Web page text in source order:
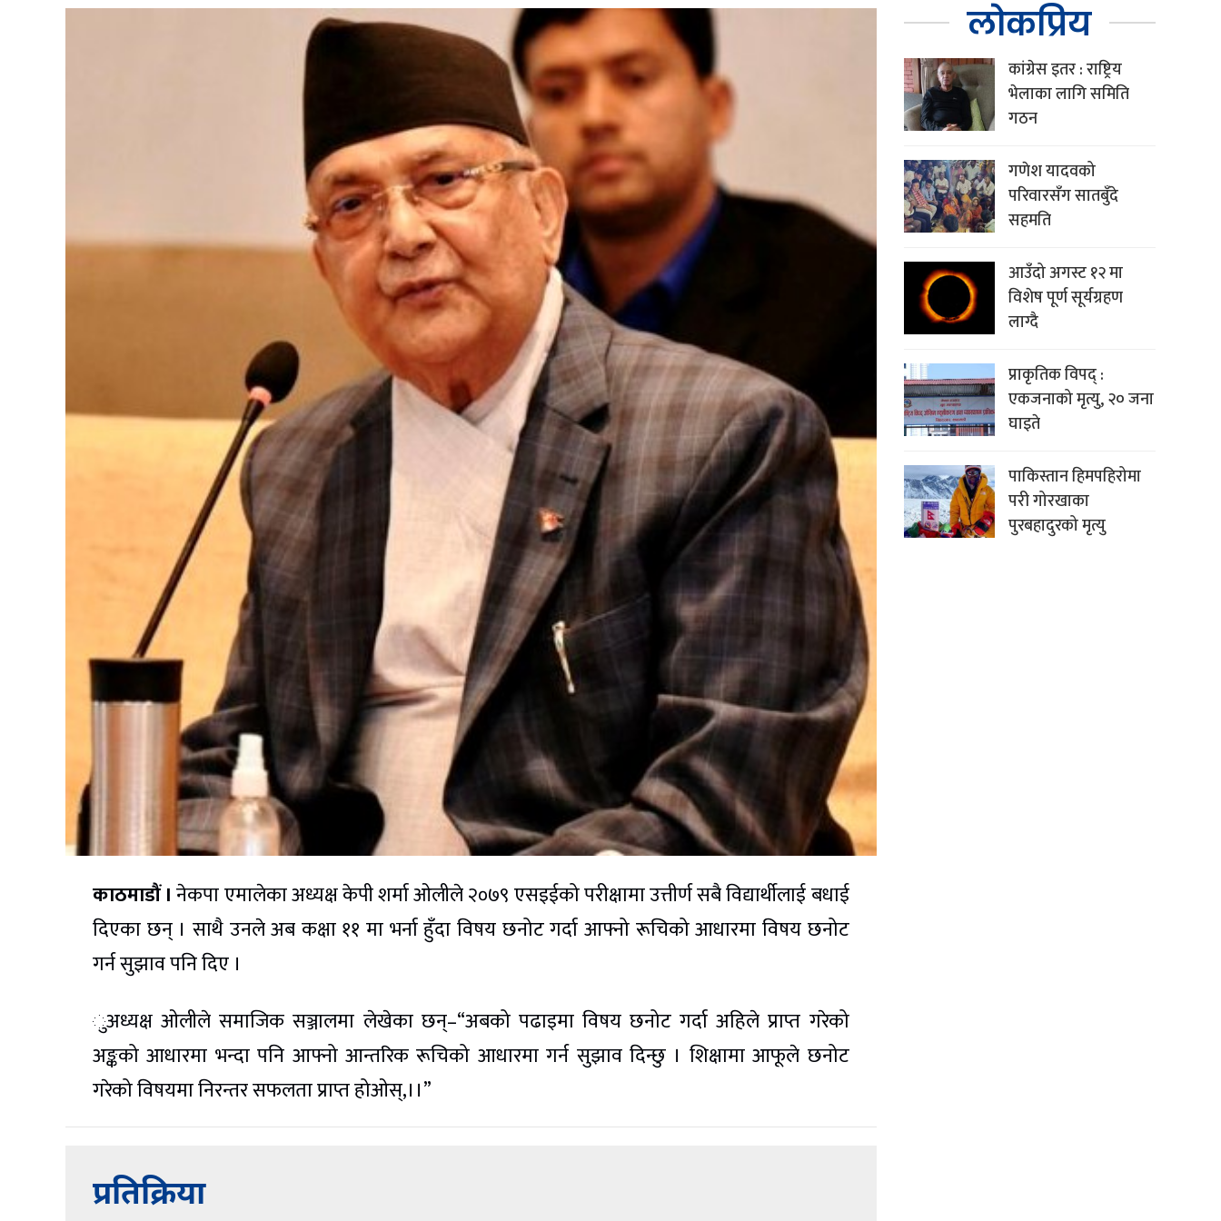
काठमाडौं ।नेकपा एमालेका अध्यक्ष केपी शर्मा ओलीले २०७९ एसइईको परीक्षामा उत्तीर्ण सबै विद्यार्थीलाई बधाई
दिएका छन् । साथै उनले अब कक्षा ११ मा भर्ना हुँदा विषय छनोट गर्दा आफ्नो रूचिको आधारमा विषय छनोट
गर्न सुझाव पनि दिए ।
ुअध्यक्ष ओलीले समाजिक सञ्जालमा लेखेका छन्–“अबको पढाइमा विषय छनोट गर्दा अहिले प्राप्त गरेको
अङ्कको आधारमा भन्दा पनि आफ्नो आन्तरिक रूचिको आधारमा गर्न सुझाव दिन्छु । शिक्षामा आफूले छनोट
गरेको विषयमा निरन्तर सफलता प्राप्त होओस्,।।”
प्रतिक्रिया
लोकप्रिय
कांग्रेस इतर : राष्ट्रिय
भेलाका लागि समिति
गठन
गणेश यादवको
परिवारसँग सातबुँदे
सहमति
आउँदो अगस्ट १२ मा
विशेष पूर्ण सूर्यग्रहण
लाग्दै
प्राकृतिक विपद् :
एकजनाको मृत्यु, २० जना
घाइते
पाकिस्तान हिमपहिरोमा
परी गोरखाका
पुरबहादुरको मृत्यु